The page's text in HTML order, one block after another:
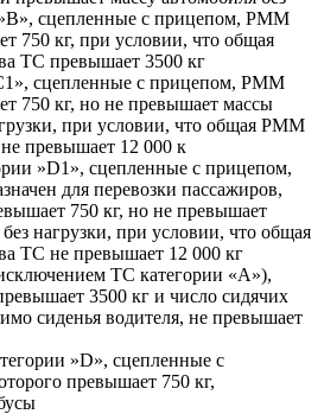
сцепленные с прицепом, РММ
750 кг, при условии, что общая
ТС превышает 3500 кг
сцепленные с прицепом, РММ
750 кг, но не превышает массы
при условии, что общая РММ
превышает 12 000 к
»D1», сцепленные с прицепом,
для перевозки пассажиров,
750 кг, но не превышает
нагрузки, при условии, что общая
ТС не превышает 12 000 кг
ТС категории «A»),
3500 кг и число сидячих
сиденья водителя, не превышает
»D», сцепленные с
превышает 750 кг,